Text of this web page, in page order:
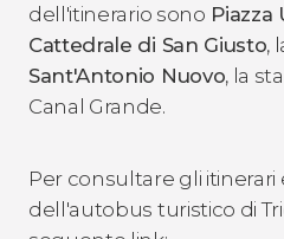
dell'itinerario sono Piazza
Cattedrale di San Giusto,
Sant'Antonio Nuovo, la
Canal Grande.
Per consultare gli
dell'autobus turistico di